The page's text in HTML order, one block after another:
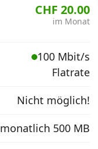
oder
CHF 20.00
im Monat
100 Mbit/s
Flatrate
Nicht möglich!
500 MB